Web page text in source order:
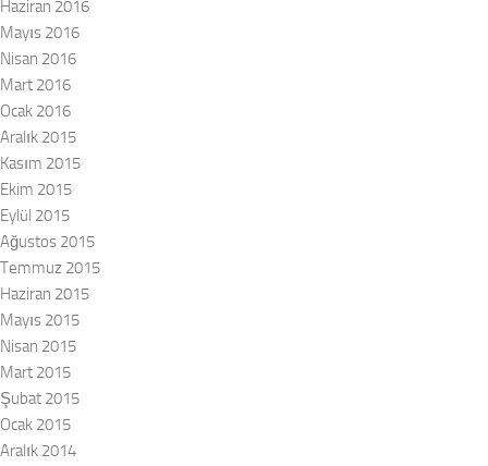
Haziran 2016
Mayıs 2016
Nisan 2016
Mart 2016
Ocak 2016
Aralık 2015
Kasım 2015
Ekim 2015
Eylül 2015
Ağustos 2015
Temmuz 2015
Haziran 2015
Mayıs 2015
Nisan 2015
Mart 2015
Şubat 2015
Ocak 2015
Aralık 2014